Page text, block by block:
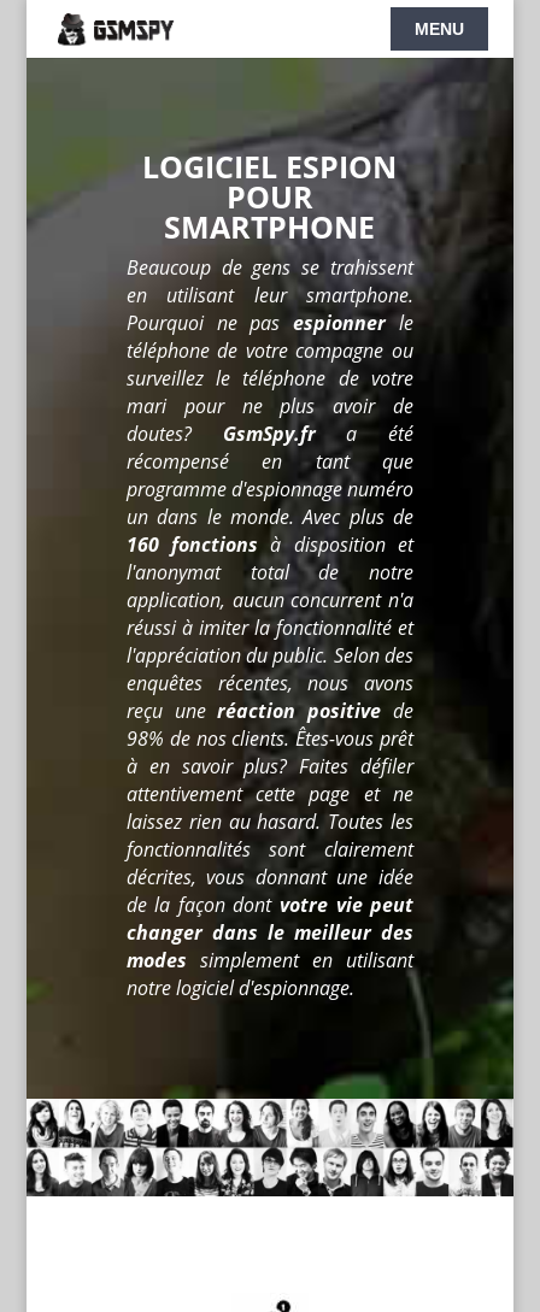
LOGICIEL ESPION
POUR
SMARTPHONE
Beaucoup de gens se trahissent
en utilisant leur smartphone.
Pourquoi ne pasespionnerle
téléphone de votre compagne ou
surveillez le téléphone de votre
mari pour ne plus avoir de
doutes? GsmSpy.fra été
récompensé en tant que
programme d'espionnage numéro
un dans le monde. Avec plus de
160 fonctions à disposition et
l'anonymat total de notre
application, aucun concurrent n'a
réussi à imiter la fonctionnalité et
l'appréciation du public. Selon des
enquêtes récentes, nous avons
reçu uneréaction positive de
98% de nos clients. Êtes-vous prêt
à en savoir plus? Faites défiler
attentivement cette page et ne
laissez rien au hasard. Toutes les
fonctionnalités sont clairement
décrites, vous donnant une idée
de la façon dont votre vie peut
changer dans le meilleur des
modes simplement en utilisant
notre logiciel d'espionnage.